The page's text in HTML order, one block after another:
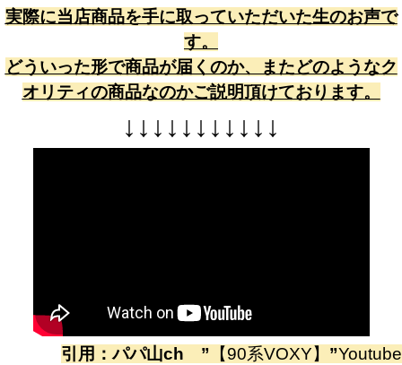
実際に当店商品を手に取っていただいた生のお声で
す。
どういった形で商品が届くのか、またどのようなク
オリティの商品なのかご説明頂けております。
↓ ↓ ↓ ↓ ↓ ↓ ↓ ↓ ↓ ↓ ↓
引用：パパ山ch ” 【90系VOXY】 ”Youtube